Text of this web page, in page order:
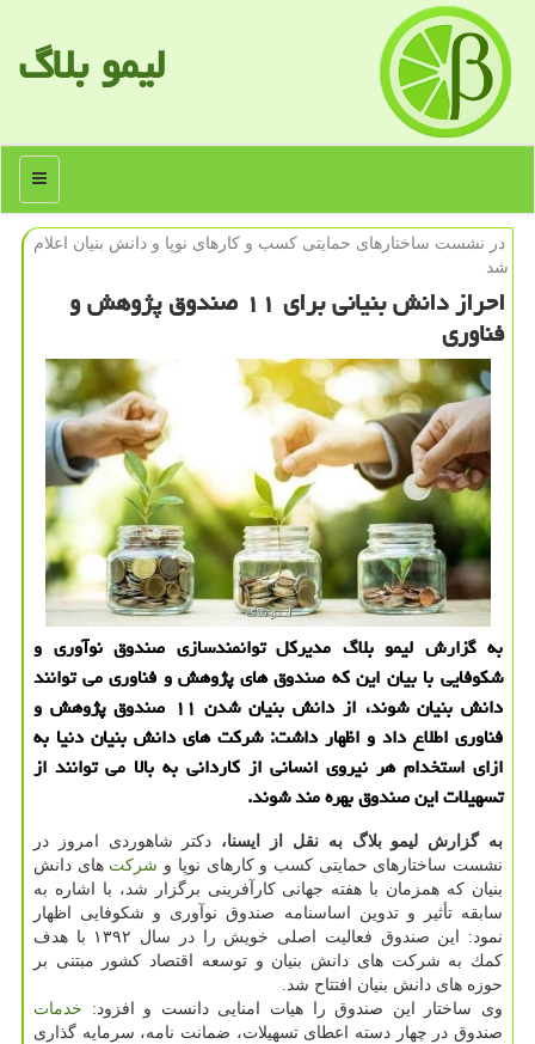
لیمو بلاگ
منو
در نشست ساختارهای حمایتی كسب و كارهای نوپا و دانش بنیان اعلام
شد
احراز دانش بنیانی برای ۱۱ صندوق پژوهش و
فناوری
به گزارش لیمو بلاگ مدیركل توانمندسازی صندوق نوآوری و
شكوفایی با بیان این كه صندوق های پژوهش و فناوری می توانند
دانش بنیان شوند، از دانش بنیان شدن ۱۱ صندوق پژوهش و
فناوری اطلاع داد و اظهار داشت: شركت های دانش بنیان دنیا به
ازای استخدام هر نیروی انسانی از كاردانی به بالا می توانند از
تسهیلات این صندوق بهره مند شوند.
به گزارش لیمو بلاگ به نقل از ایسنا، دكتر شاهوردی امروز در
نشست ساختارهای حمایتی كسب و كارهای نوپا و شركت های دانش
بنیان كه همزمان با هفته جهانی كارآفرینی برگزار شد، با اشاره به
سابقه تأثیر و تدوین اساسنامه صندوق نوآوری و شكوفایی اظهار
نمود: این صندوق فعالیت اصلی خویش را در سال ۱۳۹۲ با هدف
كمك به شركت های دانش بنیان و توسعه اقتصاد كشور مبتنی بر
حوزه های دانش بنیان افتتاح شد.
وی ساختار این صندوق را هیات امنایی دانست و افزود: خدمات
صندوق در چهار دسته اعطای تسهیلات، ضمانت نامه، سرمایه گذاری